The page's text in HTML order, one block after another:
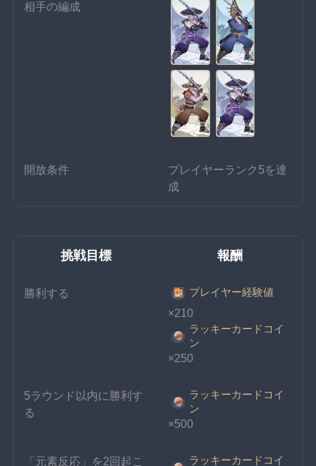
相手の編成
開放条件
プレイヤーランク5を達
成
挑戦目標 報酬
勝利する
プレイヤー経験値
×210
ラッキーカードコイ
ン
×250
5ラウンド以内に勝利す
る
ラッキーカードコイ
ン
×500
「元素反応」を2回起こ ラッキーカードコイ